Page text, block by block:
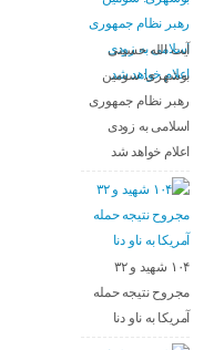
آیت الله حسینی
بوشهری: سومین
رهبر نظام جمهوری
اسلامی به زودی
اعلام خواهد شد
۱۰۴ شهید و ۳۲
مجروح نتیجه حمله
آمریکا به ناو دنا